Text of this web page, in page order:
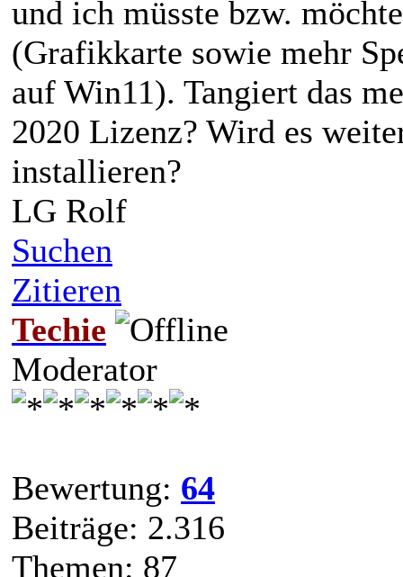
und ich müsste bzw.
(Grafikkarte sowie mehr
auf Win11). Tangiert das
2020 Lizenz? Wird es
installieren?
LG Rolf
Suchen
Zitieren
Techie
Moderator
Bewertung: 64
Beiträge: 2.316
Themen: 87